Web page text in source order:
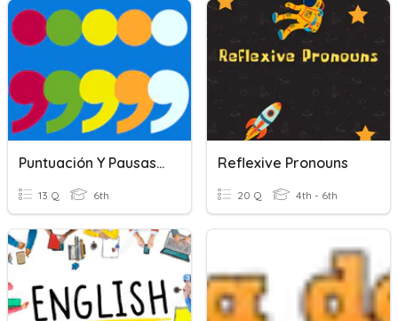
Puntuación Y Pausas En La Escritura
13 Q 6th
Reflexive Pronouns
20 Q 4th - 6th